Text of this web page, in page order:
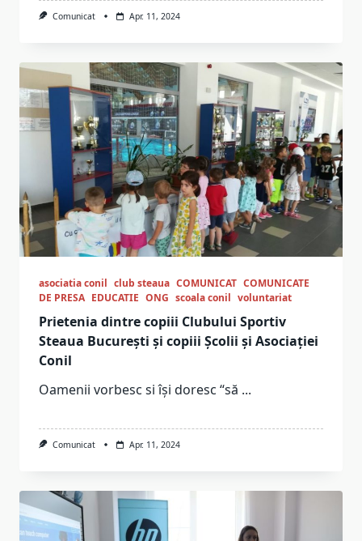
Comunicat Apr. 11, 2024
asociatia conil club steaua COMUNICAT COMUNICATE
DE PRESA EDUCATIE ONG scoala conil voluntariat
Prietenia dintre copiii Clubului Sportiv
Steaua București și copiii Școlii și Asociației
Conil
Oamenii vorbesc si își doresc “să ...
Comunicat Apr. 11, 2024